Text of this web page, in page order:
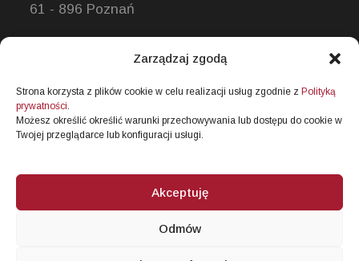
Zarządzaj zgodą
Strona korzysta z plików cookie w celu realizacji usług zgodnie z Polityką
prywatności.
Możesz określić określić warunki przechowywania lub dostępu do cookie w
Twojej przeglądarce lub konfiguracji usługi.
Akceptuję
Odmów
61 - 896 Poznań
dr Michał Staszków
tel. 61 854 30 78
michal.staszkow@ue.poznan.pl
Deklaracja dostępności cyfrowej